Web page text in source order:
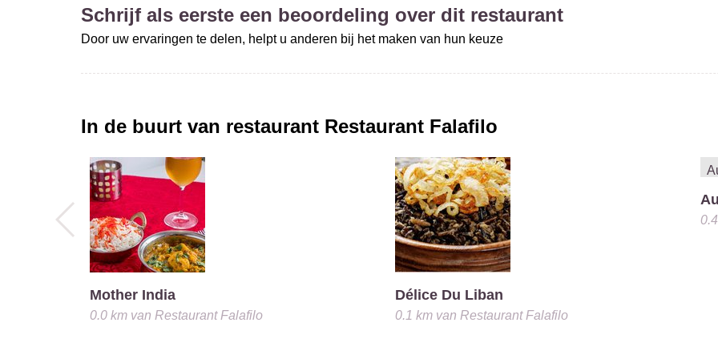
Schrijf als eerste een beoordeling over dit restaurant
Door uw ervaringen te delen, helpt u anderen bij het maken van hun keuze
In de buurt van restaurant Restaurant Falafilo
Mother India
0.0 kmvan Restaurant Falafilo
Délice Du Liban
0.1 kmvan Restaurant Falafilo